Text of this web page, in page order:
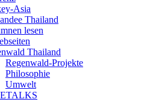
Asia
Thailand
lesen
Thailand
Regenwald-Projekte
Philosophie
Umwelt